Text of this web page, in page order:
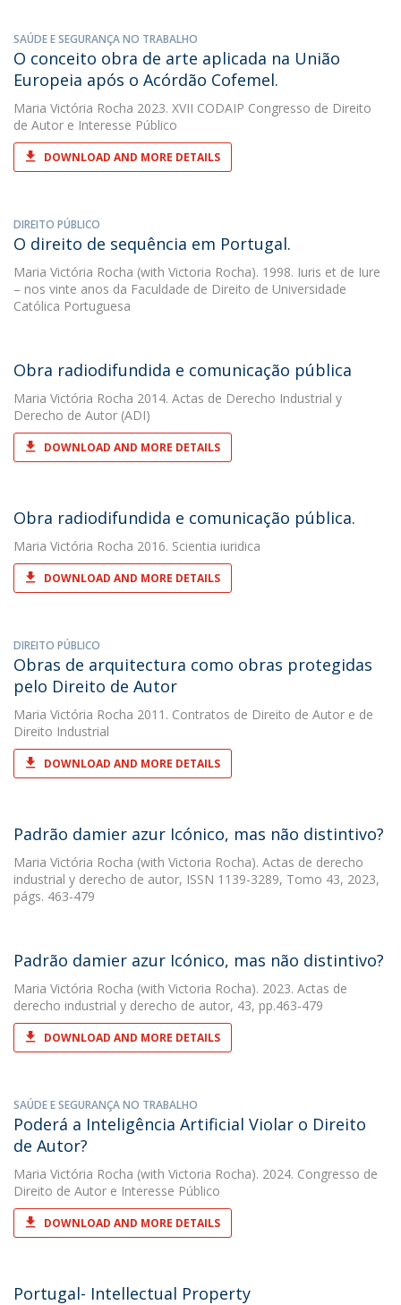
SAÚDE E SEGURANÇA NO TRABALHO
O conceito obra de arte aplicada na União
Europeia após o Acórdão Cofemel.
Maria Victória Rocha 2023. XVII CODAIP Congresso de Direito
de Autor e Interesse Público
DOWNLOAD AND MORE DETAILS
DIREITO PÚBLICO
O direito de sequência em Portugal.
Maria Victória Rocha (with Victoria Rocha). 1998. Iuris et de Iure
– nos vinte anos da Faculdade de Direito de Universidade
Católica Portuguesa
Obra radiodifundida e comunicação pública
Maria Victória Rocha 2014. Actas de Derecho Industrial y
Derecho de Autor (ADI)
DOWNLOAD AND MORE DETAILS
Obra radiodifundida e comunicação pública.
Maria Victória Rocha 2016. Scientia iuridica
DOWNLOAD AND MORE DETAILS
DIREITO PÚBLICO
Obras de arquitectura como obras protegidas
pelo Direito de Autor
Maria Victória Rocha 2011. Contratos de Direito de Autor e de
Direito Industrial
DOWNLOAD AND MORE DETAILS
Padrão damier azur Icónico, mas não distintivo?
Maria Victória Rocha (with Victoria Rocha). Actas de derecho
industrial y derecho de autor, ISSN 1139-3289, Tomo 43, 2023,
págs. 463-479
Padrão damier azur Icónico, mas não distintivo?
Maria Victória Rocha (with Victoria Rocha). 2023. Actas de
derecho industrial y derecho de autor, 43, pp.463-479
DOWNLOAD AND MORE DETAILS
SAÚDE E SEGURANÇA NO TRABALHO
Poderá a Inteligência Artificial Violar o Direito
de Autor?
Maria Victória Rocha (with Victoria Rocha). 2024. Congresso de
Direito de Autor e Interesse Público
DOWNLOAD AND MORE DETAILS
Portugal- Intellectual Property